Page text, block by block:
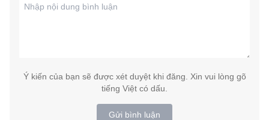
Ý kiến của bạn sẽ được xét duyệt khi đăng. Xin vui lòng gõ
tiếng Việt có dấu.
Gửi bình luận